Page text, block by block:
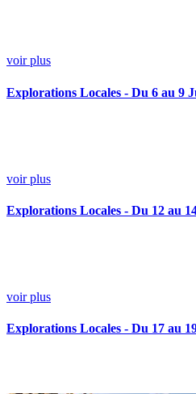
voir plus
Explorations Locales - Du 6 au 9
voir plus
Explorations Locales - Du 12 au
voir plus
Explorations Locales - Du 17 au